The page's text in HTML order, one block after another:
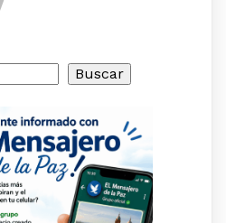
Buscar